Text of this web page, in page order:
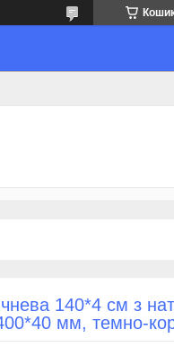
140*4 см з
мм, темно-